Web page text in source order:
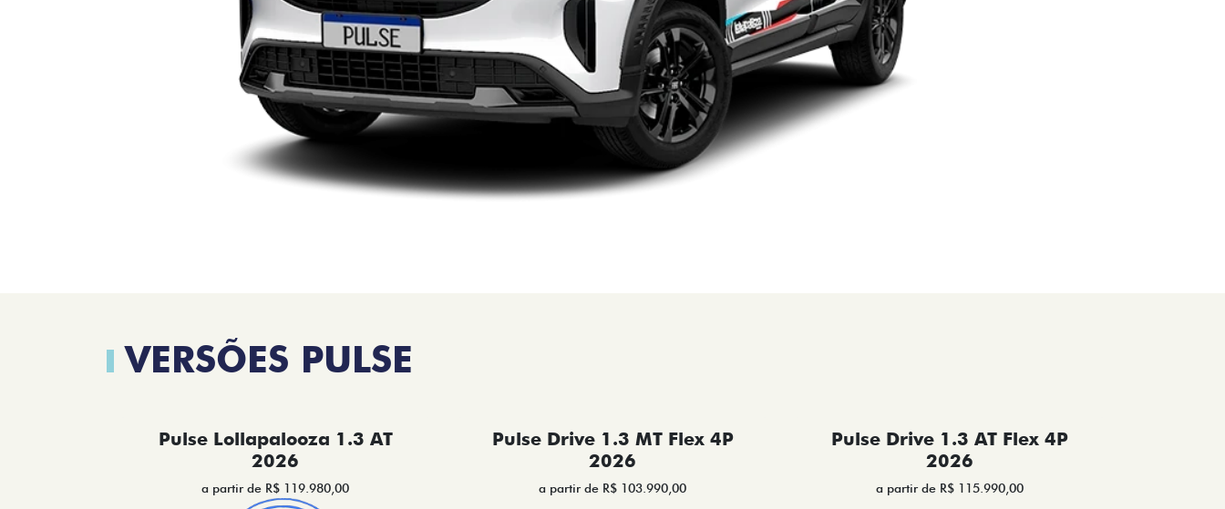
VERSÕES PULSE
Pulse Lollapalooza 1.3 AT
2026
a partir de R$ 119.980,00
Pulse Drive 1.3 MT Flex 4P
2026
a partir de R$ 103.990,00
Pulse Drive 1.3 AT Flex 4P
2026
a partir de R$ 115.990,00